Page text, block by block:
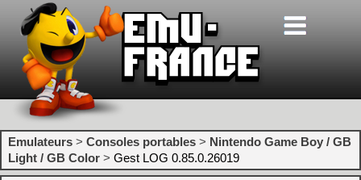
Emulateurs > Consoles portables > Nintendo Game Boy / GB
Light / GB Color > Gest LOG 0.85.0.26019